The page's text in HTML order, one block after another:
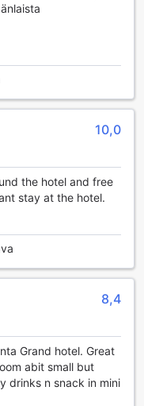
sen kohokohdista.
vieraidensa käyttöön
on käytettävissä
joka takaa,
säilytystilaa, mikä
Lisäksi
concierge-
paikallisia
Singaporen
tallelokerot,
Hotellin
voit pysyä
hoitaa työasioita
josta voit
ja mukavana
Coast yhdistää
keskittyä
10,0
the hotel and free
stay at the hotel.
8,4
Grand hotel. Great
abit small but
drinks n snack in mini